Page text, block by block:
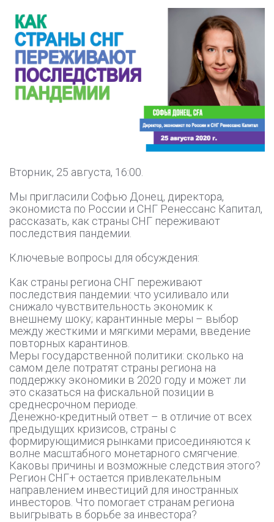
Вторник, 25 августа, 16:00.
Мы пригласили Софью Донец, директора,
экономиста по России и СНГ Ренессанс Капитал,
рассказать, как страны СНГ переживают
последствия пандемии.
Ключевые вопросы для обсуждения:
Как страны региона СНГ переживают
последствия пандемии: что усиливало или
снижало чувствительность экономик к
внешнему шоку; карантинные меры – выбор
между жесткими и мягкими мерами, введение
повторных карантинов.
Меры государственной политики: сколько на
самом деле потратят страны региона на
поддержку экономики в 2020 году и может ли
это сказаться на фискальной позиции в
среднесрочном периоде.
Денежно-кредитный ответ – в отличие от всех
предыдущих кризисов, страны с
формирующимися рынками присоединяются к
волне масштабного монетарного смягчение.
Каковы причины и возможные следствия этого?
Регион СНГ+ остается привлекательным
направлением инвестиций для иностранных
инвесторов. Что помогает странам региона
выигрывать в борьбе за инвестора?